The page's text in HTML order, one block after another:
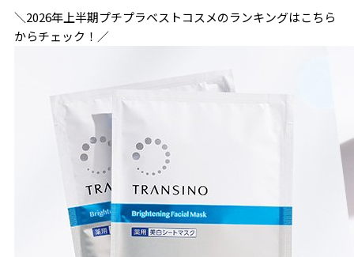
＼2026年上半期プチプラベストコスメのランキングはこちら
からチェック！／